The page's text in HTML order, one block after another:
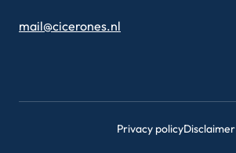
mail@cicerones.nl
Privacy policyDisclaimer